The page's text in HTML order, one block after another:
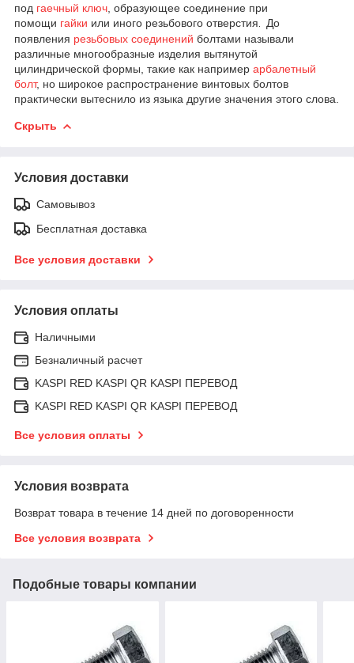
под гаечный ключ , образующее соединение при
помощи гайки или иного резьбового отверстия
До
появления резьбовых соединений болтами называли
различные многообразные изделия вытянутой
цилиндрической формы, такие как например арбалетный
болт, но широкое распространение винтовых болтов
практически вытеснило из языка другие значения этого слова.
Скрыть
Условия доставки
Самовывоз
Бесплатная доставка
Все условия доставки
Условия оплаты
Наличными
Безналичный расчет
KASPI RED KASPI QR KASPI ПЕРЕВОД
KASPI RED KASPI QR KASPI ПЕРЕВОД
Все условия оплаты
Условия возврата
Возврат товара в течение 14 дней по договоренности
Все условия возврата
Подобные товары компании